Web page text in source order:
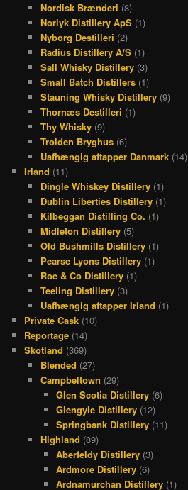
Nordisk Brænderi (8)
Norlyk Distillery ApS(1)
Nyborg Destilleri (2)
Radius Distillery A/S(1)
Sall Whisky Distillery(3)
Small Batch Distillers(1)
Stauning Whisky Distillery(9)
Thornæs Destilleri (1)
Thy Whisky(9)
Trolden Bryghus(6)
Uafhængig aftapper Danmark(14)
Irland (11)
Dingle Whiskey Distillery(1)
Dublin Liberties Distillery(1)
Kilbeggan Distilling Co. (1)
Midleton Distillery(5)
Old Bushmills Distillery(1)
Pearse Lyons Distillery(1)
Roe & Co Distillery(1)
Teeling Distillery(3)
Uafhængig aftapper Irland (1)
Private Cask (10)
Reportage (14)
Skotland (369)
Blended (27)
Campbeltown (29)
Glen Scotia Distillery (6)
Glengyle Distillery (12)
Springbank Distillery (11)
Highland (89)
Aberfeldy Distillery (3)
Ardmore Distillery (6)
Ardnamurchan Distillery (1)